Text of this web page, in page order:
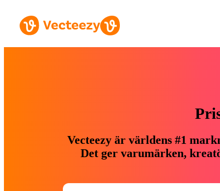
Vecteezy är världens #1
Det ger varumärken,